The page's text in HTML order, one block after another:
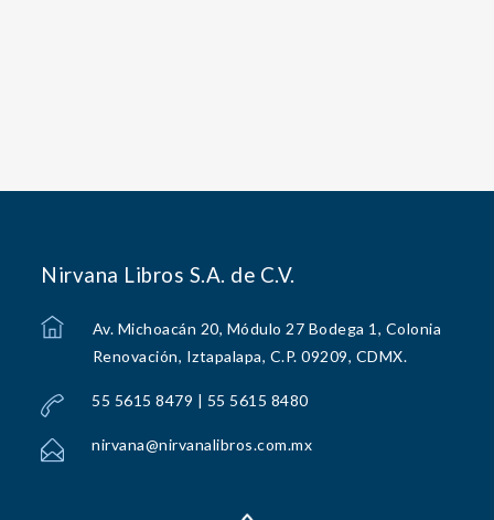
Nirvana Libros S.A. de C.V.
Av. Michoacán 20, Módulo 27 Bodega 1, Colonia
Renovación, Iztapalapa, C.P. 09209, CDMX.
55 5615 8479 | 55 5615 8480
nirvana@nirvanalibros.com.mx